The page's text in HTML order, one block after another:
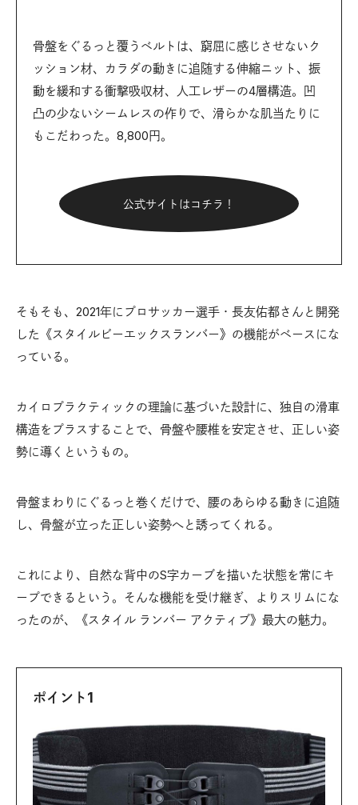
骨盤をぐるっと覆うベルトは、窮屈に感じさせないク
ッション材、カラダの動きに追随する伸縮ニット、振
動を緩和する衝撃吸収材、人工レザーの4層構造。凹
凸の少ないシームレスの作りで、滑らかな肌当たりに
もこだわった。8,800円。
公式サイトはコチラ！
そもそも、2021年にプロサッカー選手・長友佑都さんと開発
した《スタイルビーエックスランバー》の機能がベースにな
っている。
カイロプラクティックの理論に基づいた設計に、独自の滑車
構造をプラスすることで、骨盤や腰椎を安定させ、正しい姿
勢に導くというもの。
骨盤まわりにぐるっと巻くだけで、腰のあらゆる動きに追随
し、骨盤が立った正しい姿勢へと誘ってくれる。
これにより、自然な背中のS字カーブを描いた状態を常にキ
ープできるという。そんな機能を受け継ぎ、よりスリムにな
ったのが、《スタイル ランバー アクティブ》最大の魅力。
ポイント1